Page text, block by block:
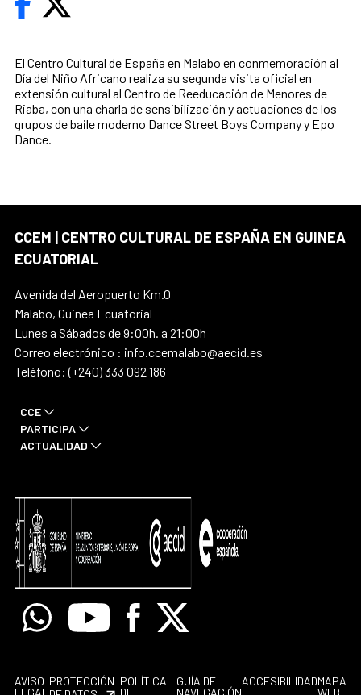
El Centro Cultural de España en Malabo en conmemoración al
Día del Niño Africano realiza su segunda visita oficial en
extensión cultural al Centro de Reeducación de Menores de
Riaba, con una charla de sensibilización y actuaciones de los
grupos de baile moderno Dance Street Boys Company y Epo
Dance.
CCEM | CENTRO CULTURAL DE ESPAÑA EN GUINEA
ECUATORIAL
Avenida del Aeropuerto Km.0
Malabo, Guinea Ecuatorial
Lunes a Sábados de 9:00h. a 21:00h
Correo electrónico : info.ccemalabo@aecid.es
Teléfono: (+240) 333 092 186
CCE
PARTICIPA
ACTUALIDAD
WhatsappYoutube Facebook
X
AVISO
LEGAL
PROTECCIÓN POLÍTICA
DE
GUÍA DE
NAVEGACIÓN
ACCESIBILIDADMAPA
WEB